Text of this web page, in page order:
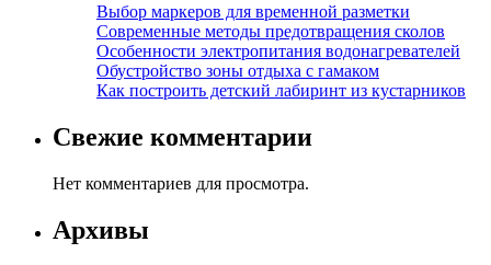
Выбор маркеров для временной разметки
Современные методы предотвращения сколов
Особенности электропитания водонагревателей
Обустройство зоны отдыха с гамаком
Как построить детский лабиринт из кустарников
Свежие комментарии
Нет комментариев для просмотра.
Архивы